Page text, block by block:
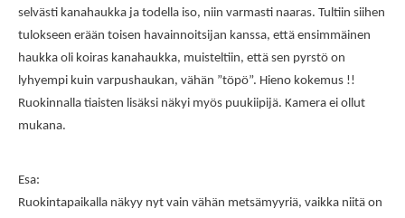
selvästi kanahaukka ja todella iso, niin varmasti naaras. Tultiin siihen
tulokseen erään toisen havainnoitsijan kanssa, että ensimmäinen
haukka oli koiras kanahaukka, muisteltiin, että sen pyrstö on
lyhyempi kuin varpushaukan, vähän ”töpö”. Hieno kokemus !!
Ruokinnalla tiaisten lisäksi näkyi myös puukiipijä. Kamera ei ollut
mukana.
Esa:
Ruokintapaikalla näkyy nyt vain vähän metsämyyriä, vaikka niitä on